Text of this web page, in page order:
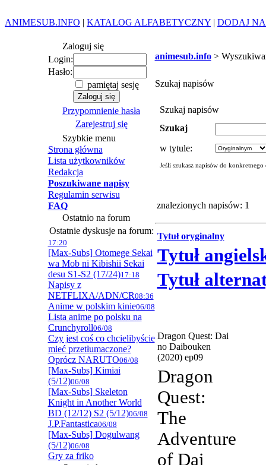
ANIMESUB.INFO | KATALOG ALFABETYCZNY | DODAJ
Zaloguj się
Login:
Hasło:
pamiętaj sesję
Przypomnienie hasła
Zarejestruj się
Szybkie menu
Strona główna
Lista użytkowników
Redakcja
Poszukiwane napisy
Regulamin serwisu
FAQ
Ostatnio na forum
Ostatnie dyskusje na forum:
17:20
[Max-Subs] Otomege Sekai
wa Mob ni Kibishii Sekai
desu S1-S2 (17/24)17:18
Napisy z
NETFLIXA/ADN/CR08:36
Anime w polskim kinie06/08
Lista anime po polsku na
Crunchyroll06/08
Czy jest coś co chcielibyście
mieć przetłumaczone?
Oprócz NARUTO06/08
[Max-Subs] Kimiai
(5/12)06/08
[Max-Subs] Skeleton
Knight in Another World
BD (12/12) S2 (5/12)06/08
J.P.Fantastica06/08
[Max-Subs] Dogulwang
(5/12)06/08
Gry za friko
animesub.info>
Szukaj napisów
Szukaj napisów
Szukaj
w tytule:
Jeśli szukasz napisów do
znalezionych napisów: 1
Tytuł oryginalny
Tytuł
Tytuł
Dragon Quest: Dai
no Daibouken
(2020) ep09
Dragon
Quest:
The
Adventure
of Dai